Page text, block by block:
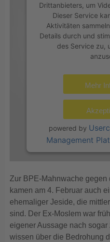
Drittanbieters, um
Dieser Service
Aktivitäten
Details durch und
des Service zu,
Mehr
powered by
Management
Zur BPE-Mahnwache gegen
kamen am 4. Februar auch
ehemaliger Jeside, die
sind. Der Ex-Moslem war
eigener Aussage nach
wissen über die Bedrohung